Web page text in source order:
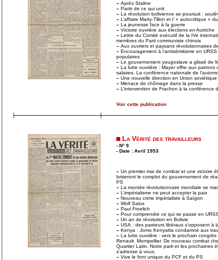
– Après Staline
– Partir de ce qui unit
– La révolution bolivienne se poursuit :
– L’affaire Marty-Tillon et l’ « autocritique »
– La jeunesse face à la guerre
– Victoire ouvrière aux élections en Autriche
– Lettre du Comité exécutif de la IVe
membres du Parti communiste chinois
– Aux ouvriers et paysans révolutionnaires
– Encouragement à l’antisémitisme en
populaires
– Le gouvernement yougoslave a glissé de
– La lutte ouvrière : Mayer offre aux patrons
salaires. La conférence nationale de
– Une nouvelle direction en Union soviétique
– Menace de chômage dans la presse
– L’intervention de Frachon à la conférence
Voir cette publication
La Vérité des travailleurs
- N° 9
- Date : Avril 1953
– Un premier mai de combat et une victoire
briseront le complot du gouvernement de
PS
– La montée révolutionnaire mondiale se
– L’impérialisme ne peut accepter la paix
– Nouveau crime impérialiste à Saïgon
– Wolf Salus
– Paul Froelich
– Pour comprendre ce qui se passe en
– Un an de révolution en Bolivie
– USA : des pasteurs libéraux s’opposent à
– Kenya : Jomo Kenyatta condamné aux
– La lutte ouvrière : vers le prochain
Renault. Montpellier. De nouveau combat
Quartier Latin. Notre parti et les prochaines
s’adresse à vous.
– Vive le font unique du PCF et du PS